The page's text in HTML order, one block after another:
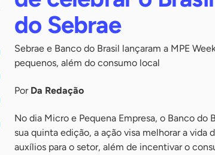
do Sebrae
Sebrae e Banco do Brasil lançaram a MPE
pequenos, além do consumo local
Por Da Redação
No dia Micro e Pequena Empresa, o Banco do
sua quinta edição, a ação visa melhorar a
auxílios para o setor, além de incentivar o